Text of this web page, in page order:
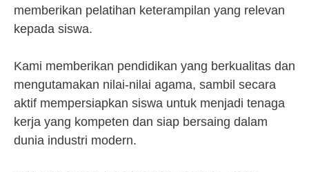
memberikan pelatihan keterampilan yang relevan
kepada siswa.
Kami memberikan pendidikan yang berkualitas dan
mengutamakan nilai-nilai agama, sambil secara
aktif mempersiapkan siswa untuk menjadi tenaga
kerja yang kompeten dan siap bersaing dalam
dunia industri modern.